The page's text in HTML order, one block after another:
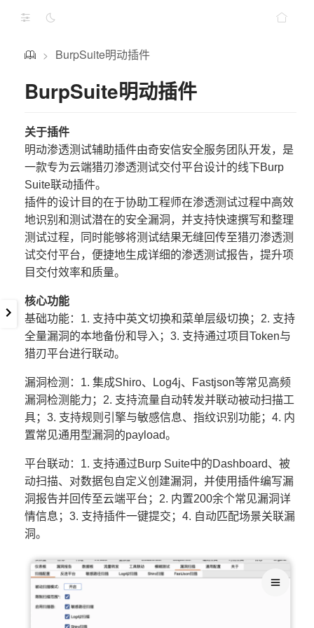
> BurpSuite明动插件
BurpSuite明动插件
关于插件
明动渗透测试辅助插件由奇安信安全服务团队开发，是
一款专为云端猎刃渗透测试交付平台设计的线下Burp
Suite联动插件。
插件的设计目的在于协助工程师在渗透测试过程中高效
地识别和测试潜在的安全漏洞，并支持快速撰写和整理
测试过程，同时能够将测试结果无缝回传至猎刃渗透测
试交付平台，便捷地生成详细的渗透测试报告，提升项
目交付效率和质量。
核心功能
基础功能：1. 支持中英文切换和菜单层级切换；2. 支持
全量漏洞的本地备份和导入；3. 支持通过项目Token与
猎刃平台进行联动。
漏洞检测：1. 集成Shiro、Log4j、Fastjson等常见高频
漏洞检测能力；2. 支持流量自动转发并联动被动扫描工
具；3. 支持规则引擎与敏感信息、指纹识别功能；4. 内
置常见通用型漏洞的payload。
平台联动：1. 支持通过Burp Suite中的Dashboard、被
动扫描、对数据包自定义创建漏洞，并使用插件编写漏
洞报告并回传至云端平台；2. 内置200余个常见漏洞详
情信息；3. 支持插件一键提交；4. 自动匹配场景关联漏
洞。